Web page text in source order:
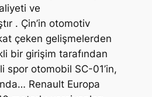
ve
. Çin’in otomotiv
çeken gelişmelerden
bir girişim tarafından
spor otomobil SC-01’in,
Renault Europa